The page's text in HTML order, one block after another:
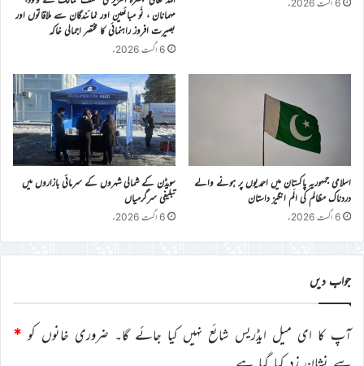
6 اگست 2026ء
مہمانان ، نَو مبائعین اور نمائندگان سے ملاقاتوں اور
بصیرت افروز راہنمائی کا مختصر اجمالی خاکہ
6 اگست 2026ء
اسلامی جمہوریہ پاکستان میں احمدیوں پر ہونے والے
دردناک مظالم کی الَم انگیز داستان
6 اگست 2026ء
سویڈن کے شمالی شہروں کے سرمائی بازاروں میں
تبلیغی سرگرمیاں
6 اگست 2026ء
جواب دیں
آپ کا ای میل ایڈریس شائع نہیں کیا جائے گا۔ ضروری خانوں کو *
سے نشان زد کیا گیا ہے